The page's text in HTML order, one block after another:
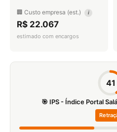
🏢 Custo empresa (est.) i
R$ 22.067
estimado com encargos
41
🎯 IPS - Índice Portal